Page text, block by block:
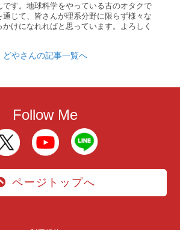
です。地球科学をやっている古のオタクで
じて、皆さんが理系分野に限らず様々な
けになれればと思っています。よろしく
どやさんの記事一覧へ
Follow Me
ページトップへ